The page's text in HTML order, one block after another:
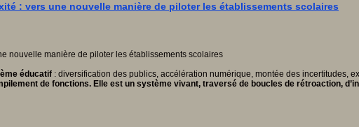
: vers une nouvelle manière de piloter les établissements scolaires
éducatif : diversification des publics, accélération numérique, montée des incertitudes,
de fonctions. Elle est un système vivant, traversé de boucles de rétroaction,